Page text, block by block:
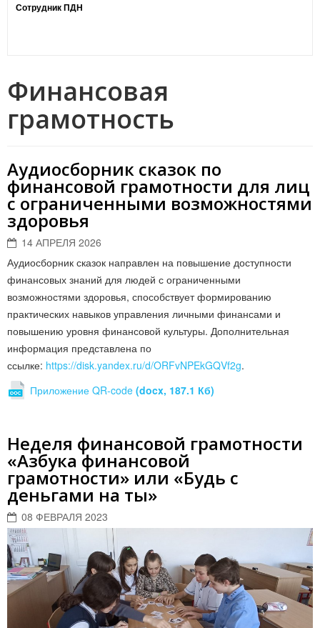
Сотрудник ПДН
Финансовая
грамотность
Аудиосборник сказок по
финансовой грамотности для лиц
с ограниченными возможностями
здоровья
14 АПРЕЛЯ 2026
Аудиосборник сказок направлен на повышение доступности
финансовых знаний для людей с ограниченными
возможностями здоровья, способствует формированию
практических навыков управления личными финансами и
повышению уровня финансовой культуры. Дополнительная
информация представлена по
ссылке: https://disk.yandex.ru/d/ORFvNPEkGQVf2g.
Приложение QR-code (docx, 187.1 Кб)
Неделя финансовой грамотности
«Азбука финансовой
грамотности» или «Будь с
деньгами на ты»
08 ФЕВРАЛЯ 2023